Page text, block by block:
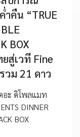
คืน “TRUE
BOX
สู่เวที Fine
วม 21 ดาว
อะ ดิโพลแมท
DINNER
BOX